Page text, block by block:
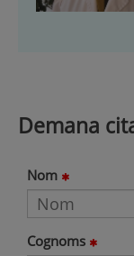
Demana
Nom
Cognoms